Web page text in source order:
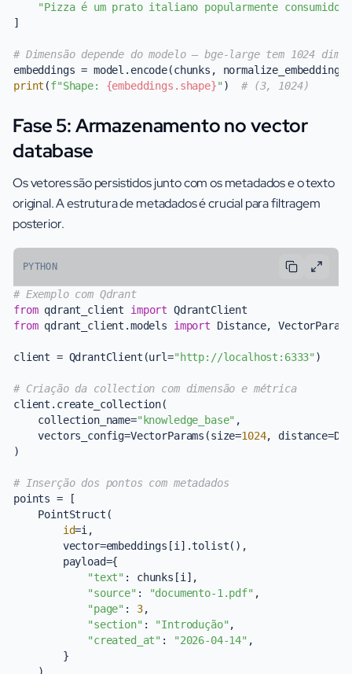
"Pizza é um prato italiano popularmente consumido
]
# Dimensão depende do modelo — bge-large tem 1024
embeddings = model.encode(chunks, normalize_embeddings=
print (f"Shape: {embeddings.shape}" ) # (3, 1024)
Fase 5: Armazenamento no vector
database
Os vetores são persistidos junto com os metadados e o texto
original. A estrutura de metadados é crucial para filtragem
posterior.
PYTHON
# Exemplo com Qdrant
from qdrant_client import
from qdrant_client.models import Distance,
client = QdrantClient(url="http://localhost:6333" )
# Criação da collection com dimensão e métrica
client.create_collection(
    collection_name=
"knowledge_base" ,
    vectors_config=VectorParams(size=
1024,
)
# Inserção dos pontos com metadados
points = [
    PointStruct(
id=i,
        vector=embeddings[i].tolist(),
        payload={
"text" : chunks[i],
"source" : "documento-1.pdf" ,
"page" : 3,
"section" : "Introdução" ,
"created_at" : "2026-04-14" ,
        }